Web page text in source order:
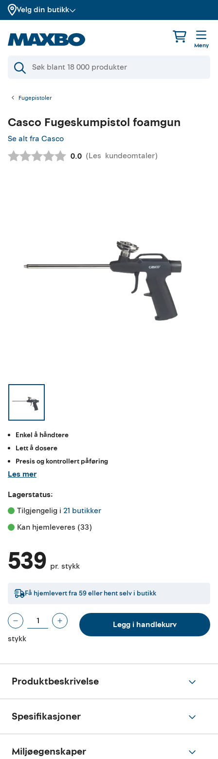
Velg din butikk
Meny
Fugepistoler
Casco Fugeskumpistol foamgun
Se alt fra Casco
Gjennomsnittskarakter:
0.0 (Les kundeomtaler)
Enkel å håndtere
Lett å dosere
Presis og kontrollert påføring
Les mer
Lagerstatus:
Tilgjengelig i 21 butikker
Kan hjemleveres (33)
539 pr. stykk
Få hjemlevert fra 59eller hent selv i butikk
stykk
Legg i handlekurv
Produktbeskrivelse
Spesifikasjoner
Miljøegenskaper